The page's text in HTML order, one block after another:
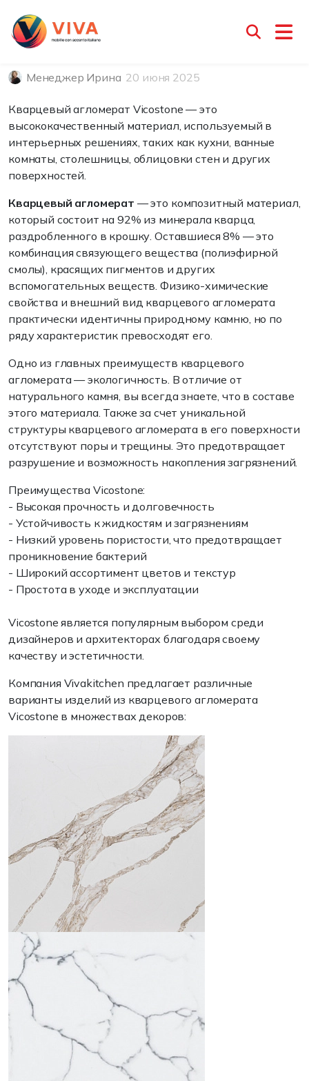
Кварцевый агломерат
Vicostone
Менеджер Ирина 20 июня 2025
Кварцевый агломерат Vicostone — это
высококачественный материал, используемый в
интерьерных решениях, таких как кухни, ванные
комнаты, столешницы, облицовки стен и других
поверхностей.
Кварцевый агломерат — это композитный материал,
который состоит на 92% из минерала кварца,
раздробленного в крошку. Оставшиеся 8% — это
комбинация связующего вещества (полиэфирной
смолы), красящих пигментов и других
вспомогательных веществ. Физико-химические
свойства и внешний вид кварцевого агломерата
практически идентичны природному камню, но по
ряду характеристик превосходят его.
Одно из главных преимуществ кварцевого
агломерата — экологичность. В отличие от
натурального камня, вы всегда знаете, что в составе
этого материала. Также за счет уникальной
структуры кварцевого агломерата в его поверхности
отсутствуют поры и трещины. Это предотвращает
разрушение и возможность накопления загрязнений.
Преимущества Vicostone:
- Высокая прочность и долговечность
- Устойчивость к жидкостям и загрязнениям
- Низкий уровень пористости, что предотвращает
проникновение бактерий
- Широкий ассортимент цветов и текстур
- Простота в уходе и эксплуатации
Vicostone является популярным выбором среди
дизайнеров и архитекторах благодаря своему
качеству и эстетичности.
Компания Vivakitchen предлагает различные
варианты изделий из кварцевого агломерата
Vicostone в множествах декоров: